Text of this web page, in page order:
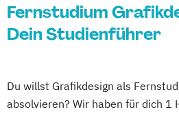
Fernstudium
Dein Studienführer
Du willst Grafikdesign als
absolvieren? Wir haben für dich 1